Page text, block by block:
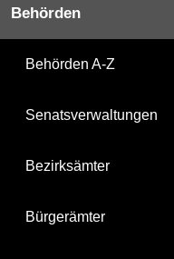
Behörden
Behörden A-Z
Senatsverwaltungen
Bezirksämter
Bürgerämter